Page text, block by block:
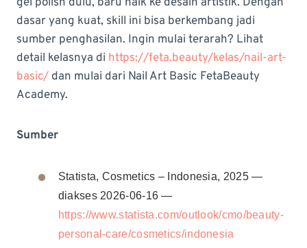
dasar yang kuat, skill ini bisa berkembang jadi
sumber penghasilan. Ingin mulai terarah? Lihat
detail kelasnya di https://feta.beauty/kelas/nail-art-
basic/ dan mulai dari Nail Art Basic FetaBeauty
Academy.
Sumber
Statista, Cosmetics – Indonesia, 2025 —
diakses 2026-06-16 —
https://www.statista.com/outlook/cmo/beauty-
personal-care/cosmetics/indonesia